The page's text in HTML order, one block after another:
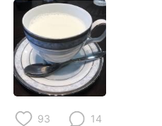
93 14